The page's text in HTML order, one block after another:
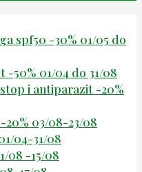
spf50 -30% 01/05 do
50% 01/04 do 31/08
i antiparazit -20%
20% 03/08-23/08
04-31/08
08 -15/08